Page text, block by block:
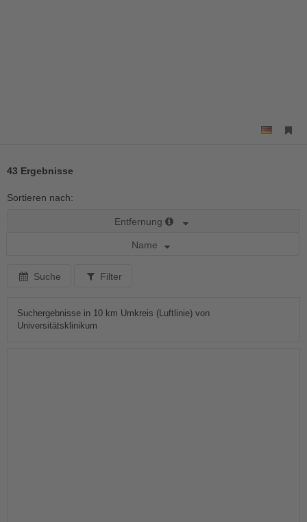
43 Ergebnisse
Sortieren nach:
Entfernung
Name
Suche Filter
Suchergebnisse in 10 km Umkreis (Luftlinie) von
Universitätsklinikum